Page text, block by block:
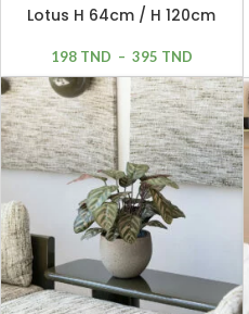
Lotus H 64cm / H 120cm
198 TND – 395 TND